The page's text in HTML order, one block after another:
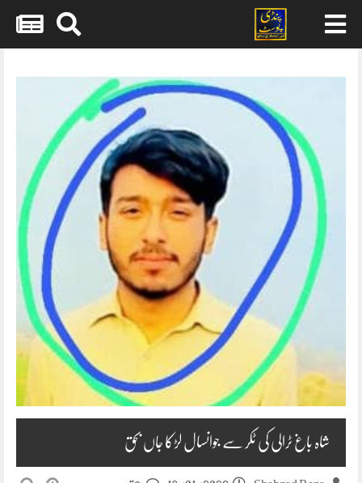
content
شاہ باغ ٹرالی کی ٹکر سے جوانسال لڑکا جاں بحق